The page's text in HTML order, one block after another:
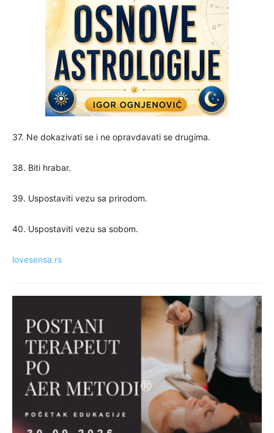
37. Ne dokazivati se i ne opravdavati se drugima.
38. Biti hrabar.
39. Uspostaviti vezu sa prirodom.
40. Uspostaviti vezu sa sobom.
lovesensa.rs